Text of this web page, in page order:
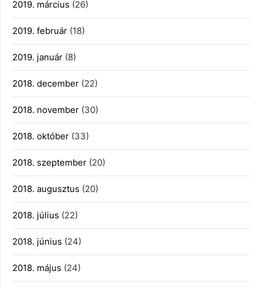
2019. március (26)
2019. február (18)
2019. január (8)
2018. december (22)
2018. november (30)
2018. október (33)
2018. szeptember (20)
2018. augusztus (20)
2018. július (22)
2018. június (24)
2018. május (24)